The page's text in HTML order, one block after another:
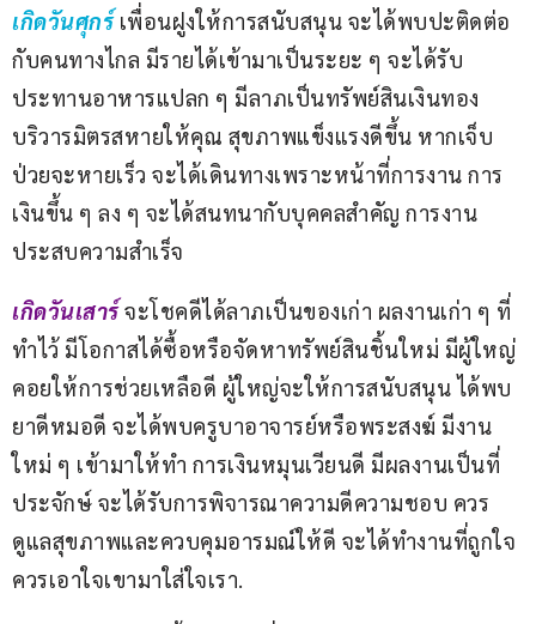
เกิดวันศุกร์ เพื่อนฝูงให้การสนับสนุน จะได้พบปะติดต่อ
กับคนทางไกล มีรายได้เข้ามาเป็นระยะ ๆ จะได้รับ
ประทานอาหารแปลก ๆ มีลาภเป็นทรัพย์สินเงินทอง
บริวารมิตรสหายให้คุณ สุขภาพแข็งแรงดีขึ้น หากเจ็บ
ป่วยจะหายเร็ว จะได้เดินทางเพราะหน้าที่การงาน การ
เงินขึ้น ๆ ลง ๆ จะได้สนทนากับบุคคลสำคัญ การงาน
ประสบความสำเร็จ
เกิดวันเสาร์จะโชคดีได้ลาภเป็นของเก่า ผลงานเก่า ๆ ที่
ทำไว้ มีโอกาสได้ซื้อหรือจัดหาทรัพย์สินชิ้นใหม่ มีผู้ใหญ่
คอยให้การช่วยเหลือดี ผู้ใหญ่จะให้การสนับสนุน ได้พบ
ยาดีหมอดี จะได้พบครูบาอาจารย์หรือพระสงฆ์ มีงาน
ใหม่ ๆ เข้ามาให้ทำ การเงินหมุนเวียนดี มีผลงานเป็นที่
ประจักษ์ จะได้รับการพิจารณาความดีความชอบ ควร
ดูแลสุขภาพและควบคุมอารมณ์ให้ดี จะได้ทำงานที่ถูกใจ
ควรเอาใจเขามาใส่ใจเรา.